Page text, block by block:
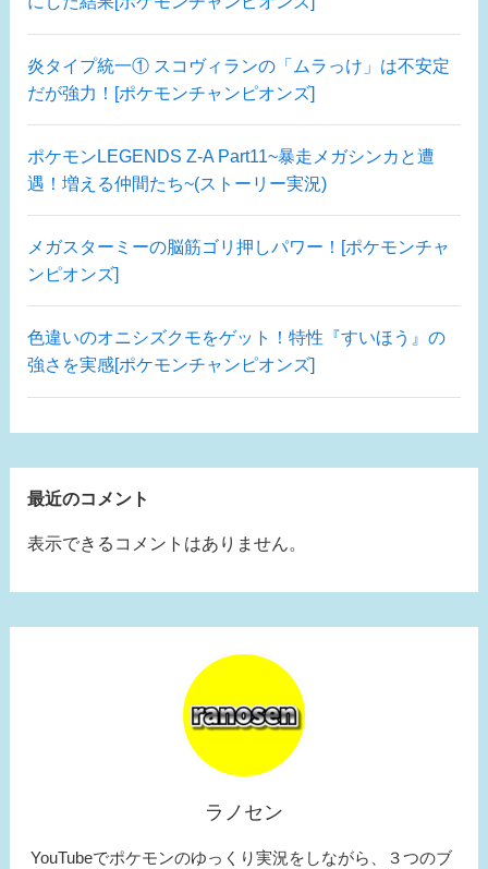
炎タイプ統一① スコヴィランの「ムラっけ」は不安定
だが強力！[ポケモンチャンピオンズ]
ポケモンLEGENDS Z-A Part11~暴走メガシンカと遭
遇！増える仲間たち~(ストーリー実況)
メガスターミーの脳筋ゴリ押しパワー！[ポケモンチャ
ンピオンズ]
色違いのオニシズクモをゲット！特性『すいほう』の
強さを実感[ポケモンチャンピオンズ]
最近のコメント
表示できるコメントはありません。
ラノセン
YouTubeでポケモンのゆっくり実況をしながら、３つのブ